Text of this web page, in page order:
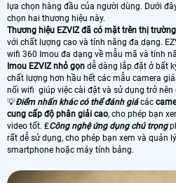
lựa chọn hàng đầu của người dùng. Dưới
chọn hai thương hiệu này.
Thương hiệu EZVIZ đã có mặt trên thị
với chất lượng cao và tính năng đa dạng.
wifi 360 Imou đa dạng về mẫu mã và tính
Imou EZVIZ nhỏ gọn dễ dàng lắp đặt ở bất
chất lượng hơn hầu hết các mẫu camera
nối wifi giúp việc cài đặt và sử dụng trở nên
💡Điểm nhấn khác có thể đánh giácác
cung cấp độ phân giải cao, cho phép bạn
video tốt. ₤Công nghệ ứng dụng chú trọng
rất dễ sử dụng, cho phép bạn xem và quản
smartphone hoặc máy tính bảng.